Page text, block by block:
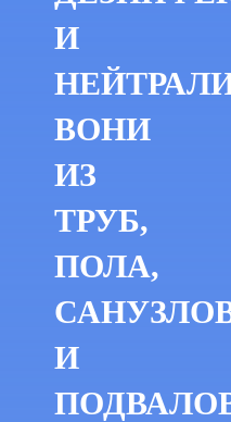
И
ВОНИ
ИЗ
ТРУБ,
ПОЛА,
И